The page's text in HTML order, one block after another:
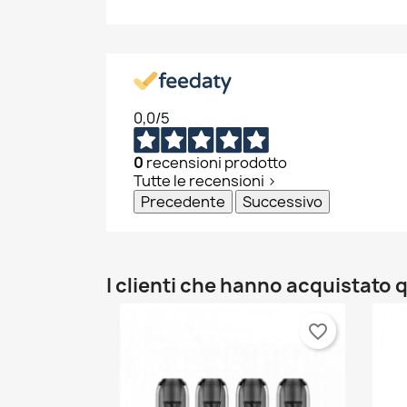
0,0/5
0 recensioni prodotto
Tutte le recensioni >
Precedente
Successivo
I clienti che hanno acquistato
favorite_border